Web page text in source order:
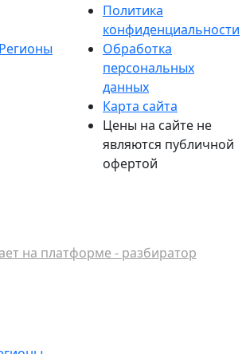
Политика
конфиденциальности
Обработка
персональных
данных
Карта сайта
Цены на сайте не
являются публичной
офертой
на платформе - разбиратор